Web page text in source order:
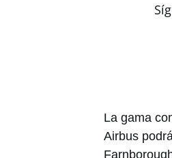
La gama
Airbus